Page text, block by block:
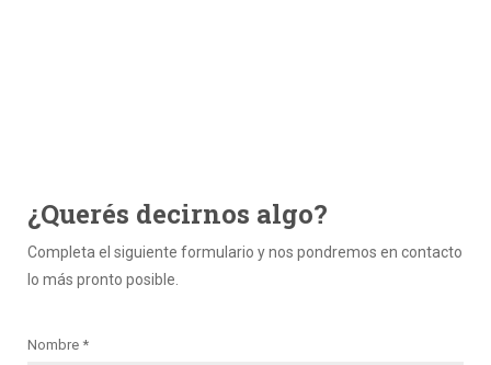
¿Querés decirnos algo?
Completa el siguiente formulario y nos pondremos en contacto
lo más pronto posible.
Nombre *